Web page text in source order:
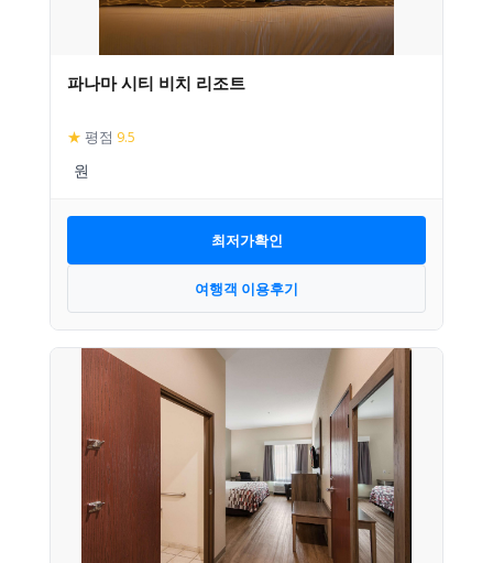
파나마 시티 비치 리조트
★ 평점 9.5
최저가확인
여행객 이용후기